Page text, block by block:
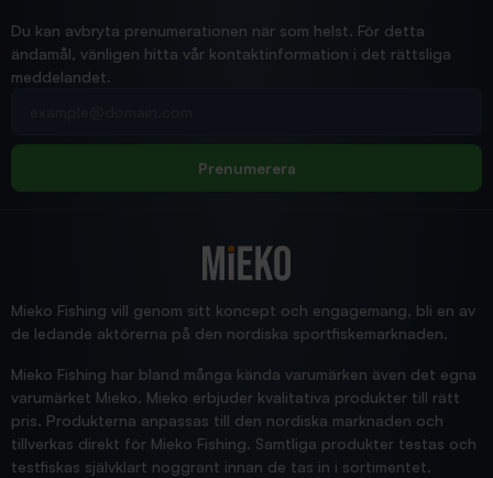
Jensa
Du kan avbryta prenumerationen när som helst. För detta
ändamål, vänligen hitta vår kontaktinformation i det rättsliga
meddelandet.
Prenumerera
Mieko Fishing vill genom sitt koncept och engagemang, bli en av
de ledande aktörerna på den nordiska sportfiskemarknaden.
Mieko Fishing har bland många kända varumärken även det egna
varumärket Mieko. Mieko erbjuder kvalitativa produkter till rätt
pris. Produkterna anpassas till den nordiska marknaden och
tillverkas direkt för Mieko Fishing. Samtliga produkter testas och
testfiskas självklart noggrant innan de tas in i sortimentet.